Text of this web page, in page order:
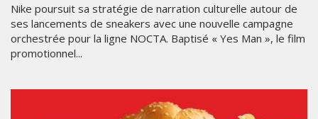
Nike poursuit sa stratégie de narration culturelle autour de
ses lancements de sneakers avec une nouvelle campagne
orchestrée pour la ligne NOCTA. Baptisé « Yes Man », le film
promotionnel...